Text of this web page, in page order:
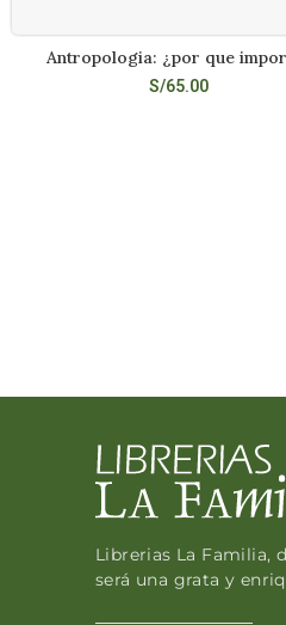
LEER MÁS
Antropologia: ¿por que
S/65.00
Librerias La Familia,
será una grata y